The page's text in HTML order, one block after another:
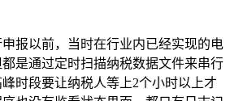
报以前，当时在行业内已经实现的电
是通过定时扫描纳税数据文件来串行
时段要让纳税人等上2个小时以上才